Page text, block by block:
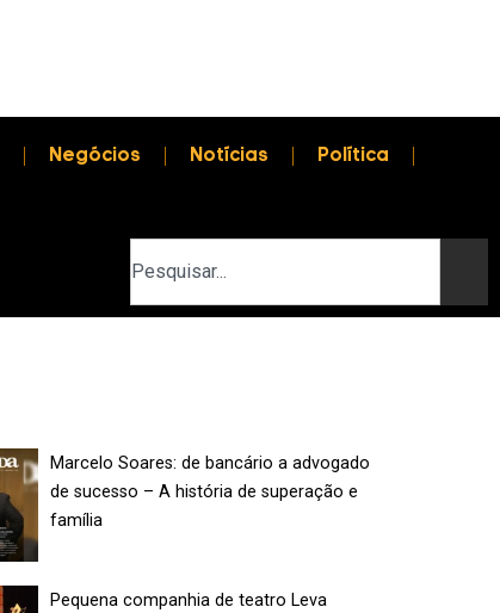
Negócios Notícias Política
Marcelo Soares: de bancário a advogado
de sucesso – A história de superação e
família
Pequena companhia de teatro Leva